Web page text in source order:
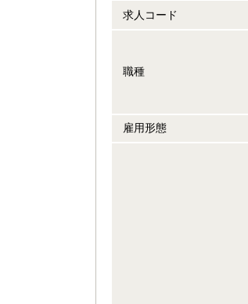
求人コード
職種
雇用形態